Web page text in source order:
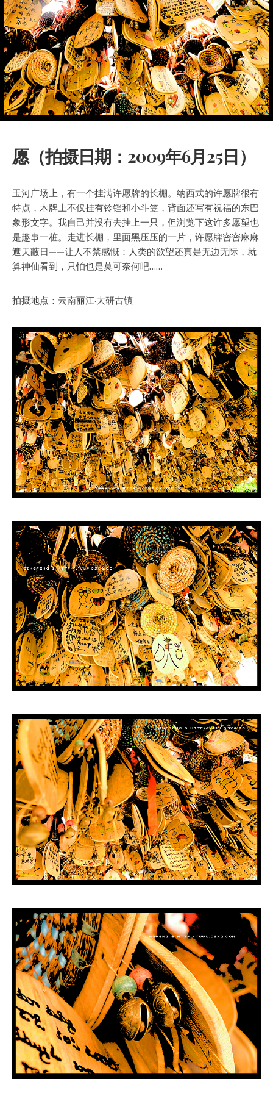
愿（拍摄日期：2009年6月25日）
玉河广场上，有一个挂满许愿牌的长棚。纳西式的许愿牌很有
特点，木牌上不仅挂有铃铛和小斗笠，背面还写有祝福的东巴
象形文字。我自己并没有去挂上一只，但浏览下这许多愿望也
是趣事一桩。 走进长棚，里面黑压压的一片，许愿牌密密麻麻
遮天蔽日——让人不禁感慨：人类的欲望还真是无边无际，就
算神仙看到，只怕也是莫可奈何吧……
拍摄地点：云南丽江·大研古镇